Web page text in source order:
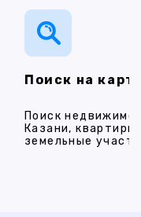
Поиск на
Поиск
Казани,
земельные